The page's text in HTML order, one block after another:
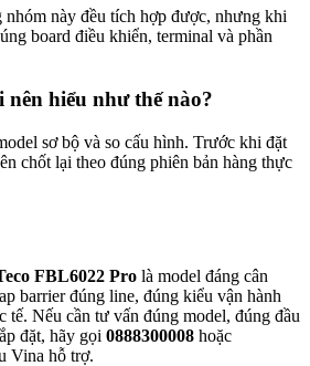
nhóm này đều tích hợp được, nhưng khi
board điều khiển, terminal và phần
hiểu như thế nào?
sơ bộ và so cấu hình. Trước khi đặt
chốt lại theo đúng phiên bản hàng thực
FBL6022 Pro là model đáng cân
barrier đúng line, đúng kiểu vận hành
tế. Nếu cần tư vấn đúng model, đúng đầu
đặt, hãy gọi 0888300008 hoặc
Vina hỗ trợ.